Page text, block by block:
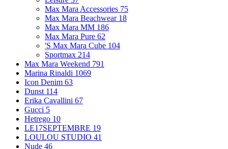
Max Mara Accessories 75
Max Mara Beachwear 18
Max Mara MM 186
Max Mara Pure 62
'S Max Mara Cube 104
Sportmax 214
Max Mara Weekend 791
Marina Rinaldi 1069
Icon Denim 63
Dunst 114
Erika Cavallini 67
Gucci 5
Hetrego 10
LE17SEPTEMBRE 19
LOULOU STUDIO 41
Nude 46